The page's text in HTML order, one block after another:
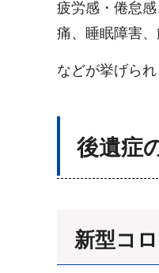
疲労感・倦怠
痛、睡眠障害
などが挙げら
後遺症
新型コ